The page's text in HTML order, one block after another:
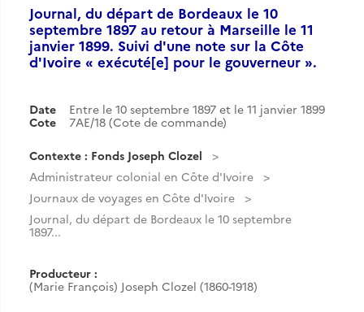
Journal, du départ de Bordeaux le 10
septembre 1897 au retour à Marseille le 11
janvier 1899. Suivi d'une note sur la Côte
d'Ivoire « exécuté[e] pour le gouverneur ».
Date
Entre le 10 septembre 1897 et le 11 janvier 1899
Cote
7AE/18 (Cote de commande)
Contexte : Fonds Joseph Clozel
Administrateur colonial en Côte d'Ivoire
Journaux de voyages en Côte d'Ivoire
Journal, du départ de Bordeaux le 10 septembre
1897...
Producteur :
(Marie François) Joseph Clozel (1860-1918)